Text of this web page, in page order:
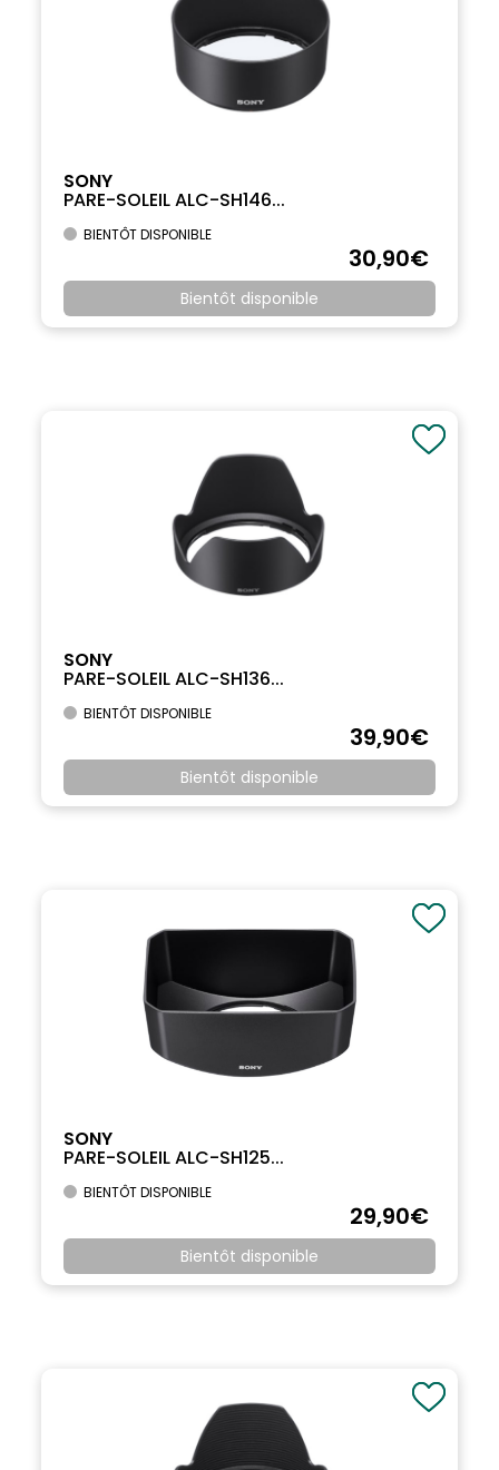
SONY
PARE-SOLEIL ALC-SH146...
BIENTÔT DISPONIBLE
30,90€
Bientôt disponible
SONY
PARE-SOLEIL ALC-SH136...
BIENTÔT DISPONIBLE
39,90€
Bientôt disponible
SONY
PARE-SOLEIL ALC-SH125...
BIENTÔT DISPONIBLE
29,90€
Bientôt disponible